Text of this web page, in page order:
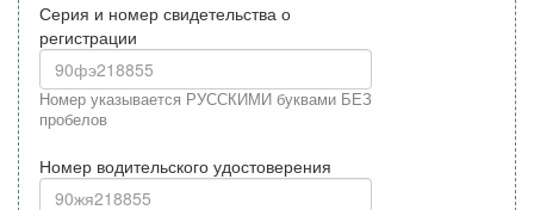
Серия и номер свидетельства о
регистрации
Номер указывается РУССКИМИ буквами БЕЗ
пробелов
Номер водительского удостоверения